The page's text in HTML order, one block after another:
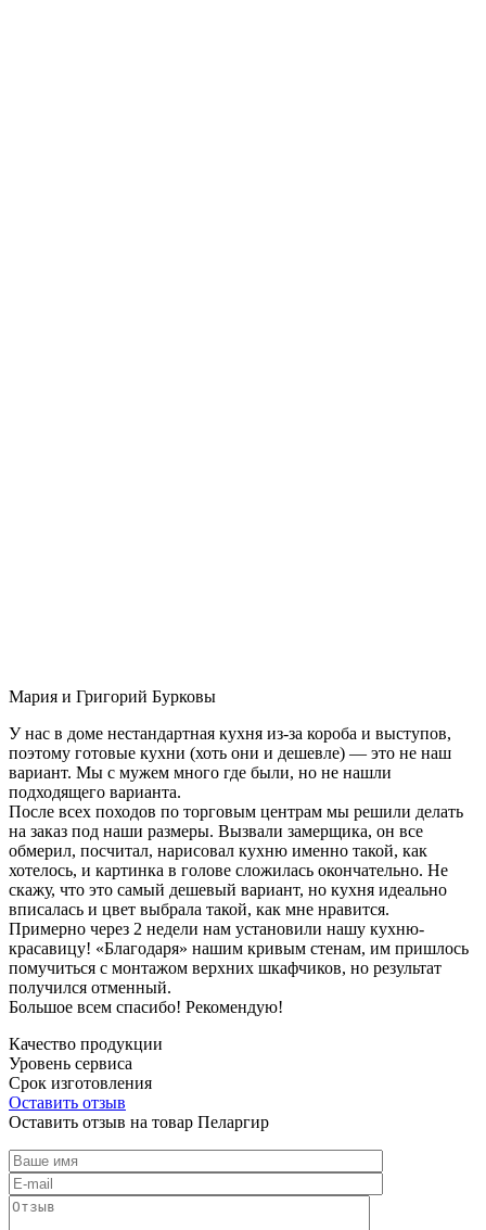
Мария и Григорий Бурковы
У нас в доме нестандартная кухня из-за короба и выступов,
поэтому готовые кухни (хоть они и дешевле) — это не наш
вариант. Мы с мужем много где были, но не нашли
подходящего варианта.
После всех походов по торговым центрам мы решили делать
на заказ под наши размеры. Вызвали замерщика, он все
обмерил, посчитал, нарисовал кухню именно такой, как
хотелось, и картинка в голове сложилась окончательно. Не
скажу, что это самый дешевый вариант, но кухня идеально
вписалась и цвет выбрала такой, как мне нравится.
Примерно через 2 недели нам установили нашу кухню-
красавицу! «Благодаря» нашим кривым стенам, им пришлось
помучиться с монтажом верхних шкафчиков, но результат
получился отменный.
Большое всем спасибо! Рекомендую!
Качество продукции
Уровень сервиса
Срок изготовления
Оставить отзыв
Оставить отзыв на товар Пеларгир